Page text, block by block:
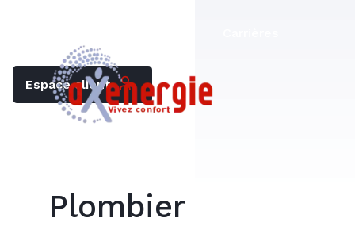
Espace client
Plombier